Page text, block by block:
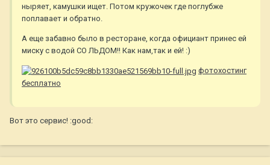
ныряет, камушки ищет. Потом кружочек где поглубже
поплавает и обратно.
А еще забавно было в ресторане, когда официант принес ей
миску с водой СО ЛЬДОМ!! Как нам,так и ей! :)
фотохостинг
бесплатно
Вот это сервис! :good: